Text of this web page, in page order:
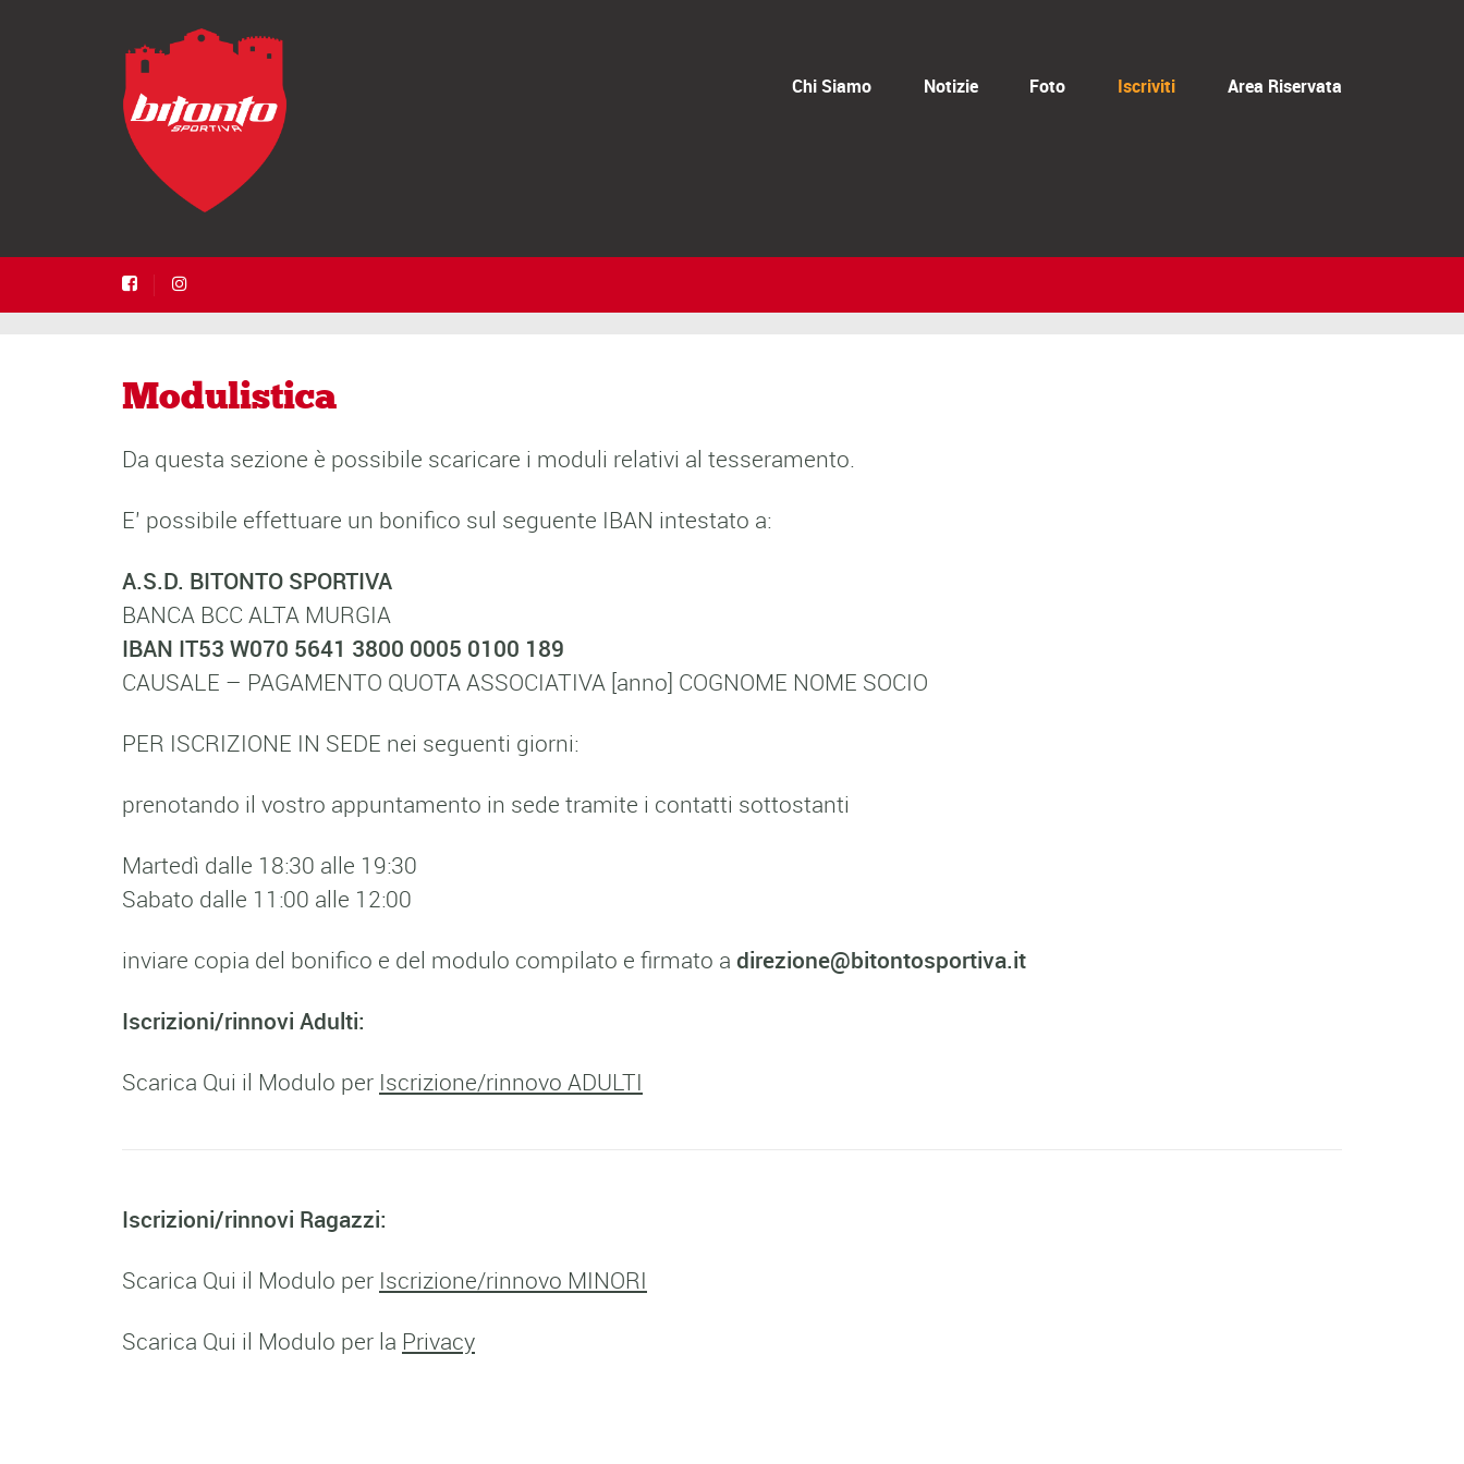
Chi Siamo Notizie Foto Iscriviti Area Riservata
Modulistica
Da questa sezione è possibile scaricare i moduli relativi al tesseramento.
E’ possibile effettuare un bonifico sul seguente IBAN intestato a:
A.S.D. BITONTO SPORTIVA
BANCA BCC ALTA MURGIA
IBAN IT53 W070 5641 3800 0005 0100 189
CAUSALE – PAGAMENTO QUOTA ASSOCIATIVA [anno] COGNOME NOME SOCIO
PER ISCRIZIONE IN SEDE nei seguenti giorni:
prenotando il vostro appuntamento in sede tramite i contatti sottostanti
Martedì dalle 18:30 alle 19:30
Sabato dalle 11:00 alle 12:00
inviare copia del bonifico e del modulo compilato e firmato a direzione@bitontosportiva.it
Iscrizioni/rinnovi Adulti:
Scarica Qui il Modulo per Iscrizione/rinnovo ADULTI
Iscrizioni/rinnovi Ragazzi:
Scarica Qui il Modulo per Iscrizione/rinnovo MINORI
Scarica Qui il Modulo per la Privacy